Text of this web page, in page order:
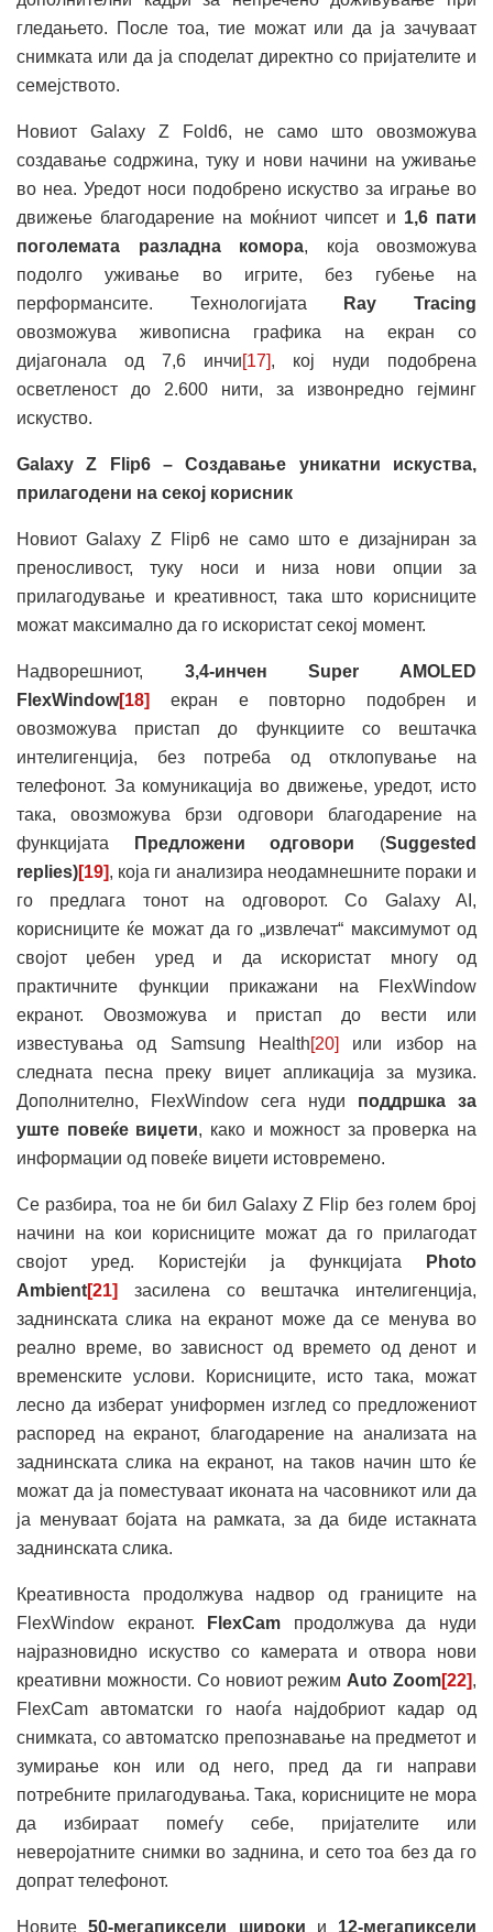
гледањето. После тоа, тие можат или да ја зачуваат
снимката или да ја споделат директно со пријателите и
семејството.
Новиот Galaxy Z Fold6, не само што овозможува
создавање содржина, туку и нови начини на уживање
во неа. Уредот носи подобрено искуство за играње во
движење благодарение на моќниот чипсет и 1,6 пати
поголемата разладна комора, која овозможува
подолго уживање во игрите, без губење на
перформансите. Технологијата
Ray Tracing
овозможува живописна графика на екран со
дијагонала од 7,6 инчи[17], кој нуди подобрена
осветленост до 2.600 нити, за извонредно гејминг
искуство.
Galaxy Z Flip6 – Создавање уникатни искуства,
прилагодени на секој корисник
Новиот Galaxy Z Flip6 не само што е дизајниран за
преносливост, туку носи и низа нови опции за
прилагодување и креативност, така што корисниците
можат максимално да го искористат секој момент.
Надворешниот, 3,4-инчен Super AMOLED
FlexWindow[18]
екран е повторно подобрен и
овозможува пристап до функциите со вештачка
интелигенција, без потреба од отклопување на
телефонот. За комуникација во движење, уредот, исто
така, овозможува брзи одговори благодарение на
функцијата
Предложени одговори (Suggested
replies)[19], која ги анализира неодамнешните пораки и
го предлага тонот на одговорот. Со Galaxy AI,
корисниците ќе можат да го „извлечат“ максимумот од
својот џебен уред и да искористат многу од
практичните функции прикажани на FlexWindow
екранот. Овозможува и пристап до вести или
известувања од Samsung Health[20]
или избор на
следната песна преку виџет апликација за музика.
Дополнително, FlexWindow сега нуди поддршка за
уште повеќе виџети, како и можност за проверка на
информации од повеќе виџети истовремено.
Се разбира, тоа не би бил Galaxy Z Flip без голем број
начини на кои корисниците можат да го прилагодат
својот уред. Користејќи ја функцијата
Photo
Ambient[21]
засилена со вештачка интелигенција,
заднинската слика на екранот може да се менува во
реално време, во зависност од времето од денот и
временските услови. Корисниците, исто така, можат
лесно да изберат униформен изглед со предложениот
распоред на екранот, благодарение на анализата на
заднинската слика на екранот, на таков начин што ќе
можат да ја поместуваат иконата на часовникот или да
ја менуваат бојата на рамката, за да биде истакната
заднинската слика.
Креативноста продолжува надвор од границите на
FlexWindow екранот.
FlexCam продолжува да нуди
најразновидно искуство со камерата и отвора нови
креативни можности. Со новиот режим Auto Zoom[22],
FlexCam автоматски го наоѓа најдобриот кадар од
снимката, со автоматско препознавање на предметот и
зумирање кон или од него, пред да ги направи
потребните прилагодувања. Така, корисниците не мора
да избираат помеѓу себе, пријателите или
неверојатните снимки во заднина, и сето тоа без да го
допрат телефонот.
Новите50-мегапиксели широки и 12-мегапиксели